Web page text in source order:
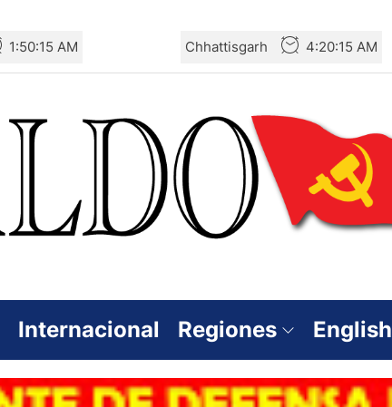
1:50:16 AM Chhattisgarh 4:20:16 AM
Internacional Regiones English